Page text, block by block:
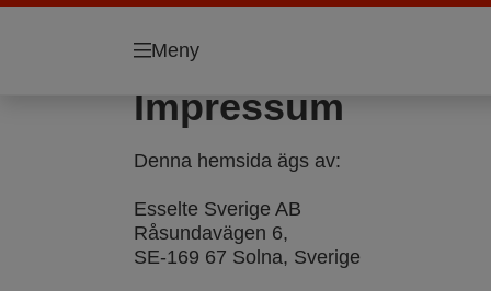
Meny
Impressum
Denna hemsida ägs av:
Esselte Sverige AB
Råsundavägen 6,
SE-169 67 Solna, Sverige